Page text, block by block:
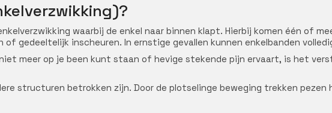
waarbij de enkel naar binnen klapt. Hierbij komen één of
gedeeltelijk inscheuren. In ernstige gevallen kunnen enkelbanden
meer op je been kunt staan of hevige stekende pijn ervaart, is het
structuren betrokken zijn. Door de plotselinge beweging trekken pezen